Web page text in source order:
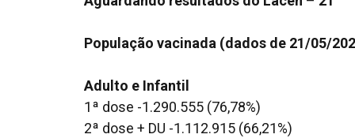
População vacinada (dados de 21/05/
Adulto e Infantil
1ª dose -1.290.555 (76,78%)
2ª dose + DU -1.112.915 (66,21%)